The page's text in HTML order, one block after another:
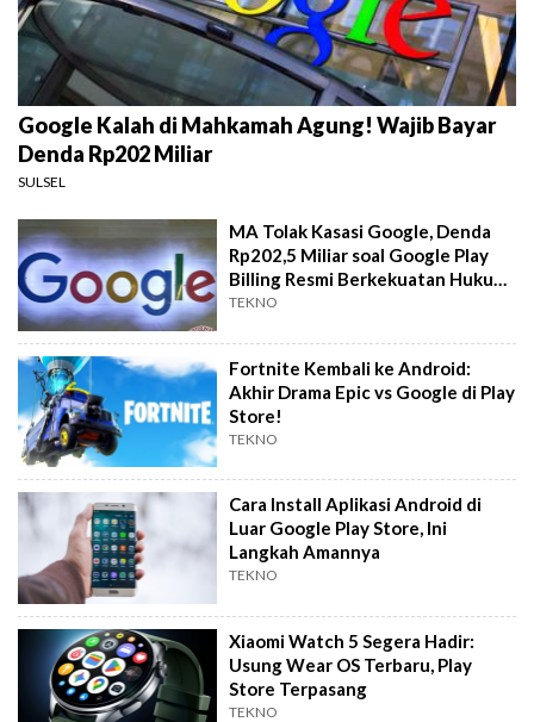
Google Kalah di Mahkamah Agung! Wajib Bayar
Denda Rp202 Miliar
SULSEL
MA Tolak Kasasi Google, Denda
Rp202,5 Miliar soal Google Play
Billing Resmi Berkekuatan Hukum
Tetap
TEKNO
Fortnite Kembali ke Android:
Akhir Drama Epic vs Google di Play
Store!
TEKNO
Cara Install Aplikasi Android di
Luar Google Play Store, Ini
Langkah Amannya
TEKNO
Xiaomi Watch 5 Segera Hadir:
Usung Wear OS Terbaru, Play
Store Terpasang
TEKNO